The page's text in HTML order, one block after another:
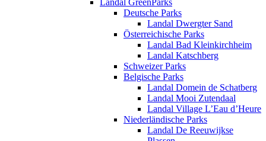
Landal GreenParks
Deutsche Parks
Landal Dwergter Sand
Österreichische Parks
Landal Bad Kleinkirchheim
Landal Katschberg
Schweizer Parks
Belgische Parks
Landal Domein de Schatberg
Landal Mooi Zutendaal
Landal Village L’Eau d’Heure
Niederländische Parks
Landal De Reeuwijkse